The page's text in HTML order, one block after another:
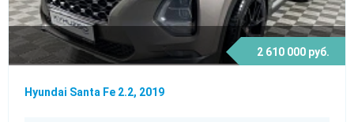
2 610 000 руб.
Hyundai Santa Fe 2.2, 2019